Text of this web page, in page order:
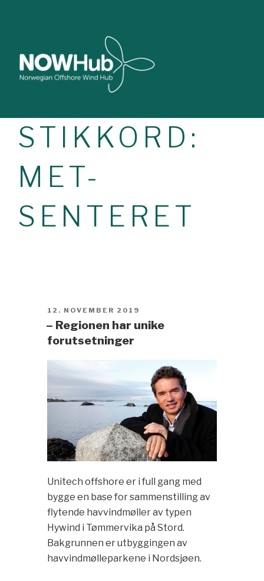
STIKKORD:
MET-
SENTERET
POSTED
ON
12. NOVEMBER 2019
– Regionen har unike
forutsetninger
Unitech offshore er i full gang med
bygge en base for sammenstilling av
flytende havvindmøller av typen
Hywind i Tømmervika på Stord.
Bakgrunnen er utbyggingen av
havvindmølleparkene i Nordsjøen.